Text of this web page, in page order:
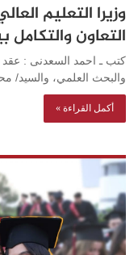
وزيرا التعليم
التعاون والتكامل
كتب ـ احمد السعدنى : عقد
والبحث العلمي، والسيد/
أكمل القراءة »